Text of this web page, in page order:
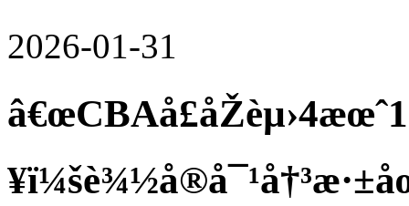
2026-01-31